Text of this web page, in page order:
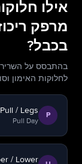
אילו
מרפק
בכבל?
בהתבסס על
לחלוקות האימון
P
/ Legs
Pull Day
/ Lower